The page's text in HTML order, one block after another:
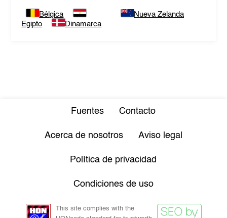
Bélgica
Egipto
Dinamarca
Nueva Zelanda
Fuentes Contacto
Acerca de nosotros Aviso legal
Política de privacidad
Condiciones de uso
This site complies with the